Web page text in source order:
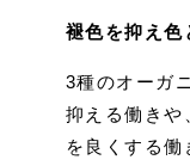
褪色を抑え色
3種のオーガ
抑える働きや
を良くする働